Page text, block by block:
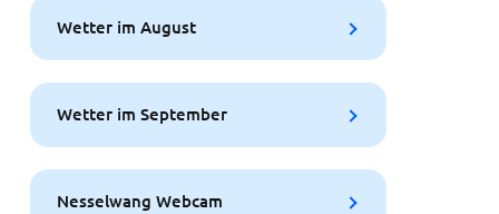
Wetter im August
Wetter im September
Nesselwang Webcam